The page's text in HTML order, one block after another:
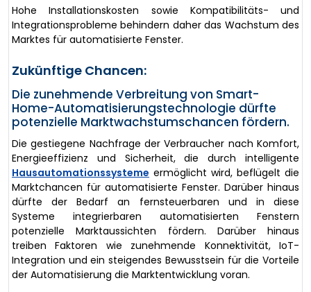
Hohe Installationskosten sowie Kompatibilitäts- und
Integrationsprobleme behindern daher das Wachstum des
Marktes für automatisierte Fenster.
Zukünftige Chancen:
Die zunehmende Verbreitung von Smart-
Home-Automatisierungstechnologie dürfte
potenzielle Marktwachstumschancen fördern.
Die gestiegene Nachfrage der Verbraucher nach Komfort,
Energieeffizienz und Sicherheit, die durch intelligente
Hausautomationssysteme ermöglicht wird, beflügelt die
Marktchancen für automatisierte Fenster. Darüber hinaus
dürfte der Bedarf an fernsteuerbaren und in diese
Systeme integrierbaren automatisierten Fenstern
potenzielle Marktaussichten fördern. Darüber hinaus
treiben Faktoren wie zunehmende Konnektivität, IoT-
Integration und ein steigendes Bewusstsein für die Vorteile
der Automatisierung die Marktentwicklung voran.